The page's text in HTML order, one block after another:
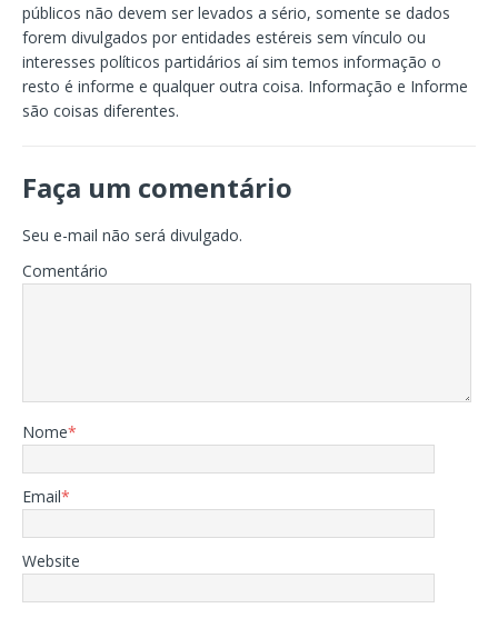
públicos não devem ser levados a sério, somente se dados
forem divulgados por entidades estéreis sem vínculo ou
interesses políticos partidários aí sim temos informação o
resto é informe e qualquer outra coisa. Informação e Informe
são coisas diferentes.
Faça um comentário
Seu e-mail não será divulgado.
Comentário
Nome*
Email*
Website